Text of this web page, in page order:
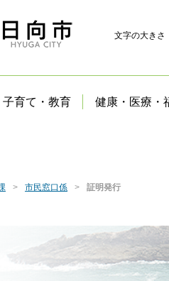
文字の大きさ
子育て・教育 健康・医療・
市民窓口係 証明発行